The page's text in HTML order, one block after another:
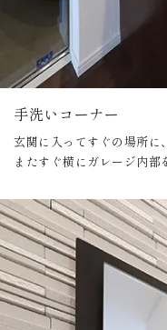
手洗いコーナー
玄関に入ってすぐの場所に
またすぐ横にガレージ内部